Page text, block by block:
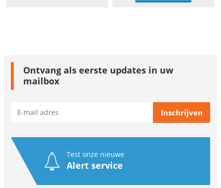
Ontvang als eerste updates in uw
mailbox
Test onze nieuwe
Alert service